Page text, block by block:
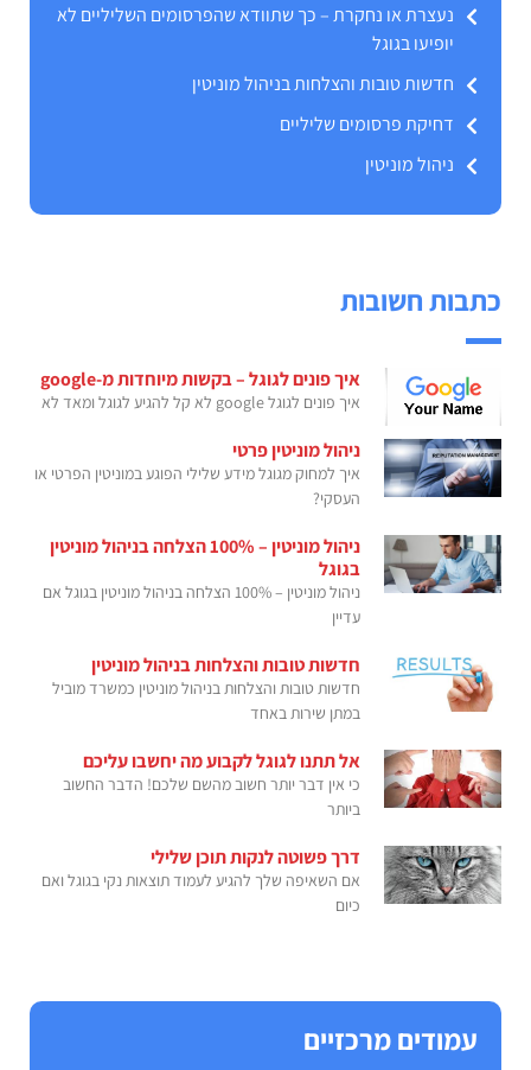
נעצרת או נחקרת – כך שתוודא שהפרסומים השליליים לא
יופיעו בגוגל
חדשות טובות והצלחות בניהול מוניטין
דחיקת פרסומים שליליים
ניהול מוניטין
כתבות חשובות
איך פונים לגוגל – בקשות מיוחדות מ-google
איך פונים לגוגל google לא קל להגיע לגוגל ומאד לא
ניהול מוניטין פרטי
איך למחוק מגוגל מידע שלילי הפוגע במוניטין הפרטי או
העסקי?
ניהול מוניטין – 100% הצלחה בניהול מוניטין
בגוגל
ניהול מוניטין – 100% הצלחה בניהול מוניטין בגוגל אם
עדיין
חדשות טובות והצלחות בניהול מוניטין
חדשות טובות והצלחות בניהול מוניטין כמשרד מוביל
במתן שירות באחד
אל תתנו לגוגל לקבוע מה יחשבו עליכם
כי אין דבר יותר חשוב מהשם שלכם! הדבר החשוב
ביותר
דרך פשוטה לנקות תוכן שלילי
אם השאיפה שלך להגיע לעמוד תוצאות נקי בגוגל ואם
כיום
עמודים מרכזיים